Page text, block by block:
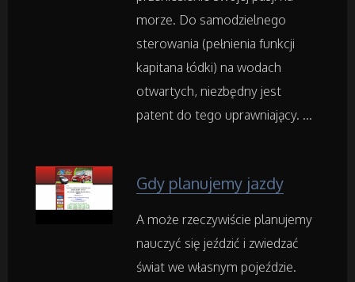
Zajęcia Sportowe i Rekreacyjne
Serwis
Restauracje, Catering
Fotografia
Adwokaci, Porady Prawne
morze. Do samodzielnego
sterowania (pełnienia funkcji
kapitana łódki) na wodach
otwartych, niezbędny jest
patent do tego uprawniający. ...
Gdy planujemy jazdy
A może rzeczywiście planujemy
nauczyć się jeździć i zwiedzać
świat we własnym pojeździe.